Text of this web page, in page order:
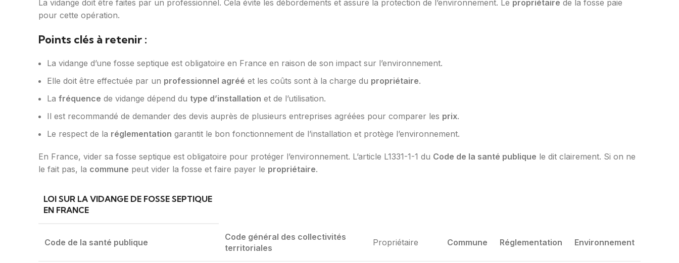
La vidange doit être faites par un professionnel. Cela évite les débordements et assure la protection de l’environnement. Le propriétaire de la fosse paie
pour cette opération.
Points clés à retenir :
La vidange d’une fosse septique est obligatoire en France en raison de son impact sur l’environnement.
Elle doit être effectuée par un professionnel agréé et les coûts sont à la charge du propriétaire.
La fréquence de vidange dépend du type d’installation et de l’utilisation.
Il est recommandé de demander des devis auprès de plusieurs entreprises agréées pour comparer les prix.
Le respect de la réglementation garantit le bon fonctionnement de l’installation et protège l’environnement.
En France, vider sa fosse septique est obligatoire pour protéger l’environnement. L’article L1331-1-1 du Code de la santé publique le dit clairement. Si on ne
le fait pas, la commune peut vider la fosse et faire payer le propriétaire.
LOI SUR LA VIDANGE DE FOSSE SEPTIQUE
EN FRANCE
Code de la santé publique
Code général des collectivités
territoriales
Propriétaire Commune Réglementation Environnement